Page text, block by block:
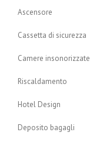
Ascensore
Cassetta di sicurezza
Camere insonorizzate
Riscaldamento
Hotel Design
Deposito bagagli